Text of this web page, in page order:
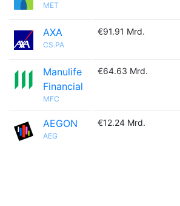
MET
AXA
CS.PA
€91.91 Mrd.
Manulife
Financial
MFC
€64.63 Mrd.
AEGON
AEG
€12.24 Mrd.